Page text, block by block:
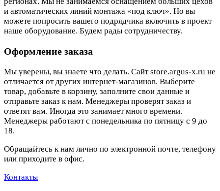
и автоматических линий монтажа «под ключ». Но вы
можете попросить вашего подрядчика включить в проект
наше оборудование. Будем рады сотрудничеству.
Оформление заказа
Мы уверены, вы знаете что делать. Сайт store.argus-x.ru не
отличается от других интернет-магазинов. Выберите
товар, добавьте в корзину, заполните свои данные и
отправьте заказ к нам. Менеджеры проверят заказ и
ответят вам. Иногда это занимает много времени.
Менеджеры работают с понедельника по пятницу с 9 до
18.
Обращайтесь к нам лично по электронной почте, телефону
или приходите в офис.
Контакты